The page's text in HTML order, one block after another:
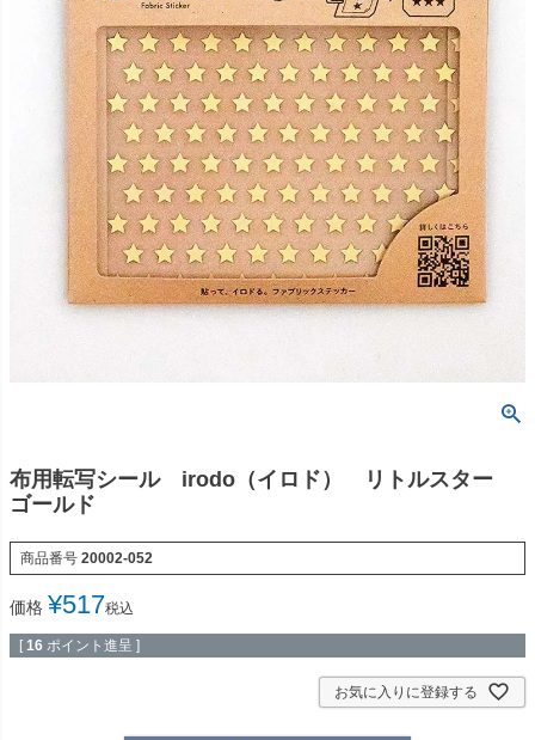
布用転写シール irodo（イロド） リトルスター
ゴールド
商品番号 20002-052
価格 ¥517税込
[ 16 ポイント進呈 ]
お気に入りに登録する